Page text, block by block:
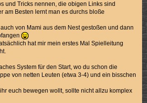
und Tricks nennen, die obigen Links sind
am Besten lernt man es durchs bloße
von Mami aus dem Nest gestoßen und dann
hat mir mein erstes Mal Spielleitung
System für den Start, wo du schon die
von netten Leuten (etwa 3-4) und ein bisschen
euch bewegen wollt, sollte nicht allzu komplex